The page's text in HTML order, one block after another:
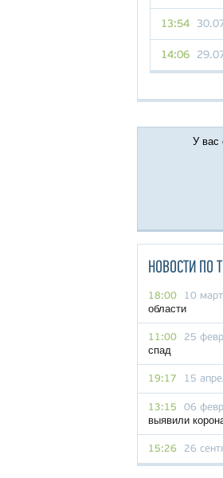
13:54
14:06
У вас
НОВОСТИ ПО
18:00 10
области
11:00 25
спад
19:17 15
13:15 06
выявили
15:26 26